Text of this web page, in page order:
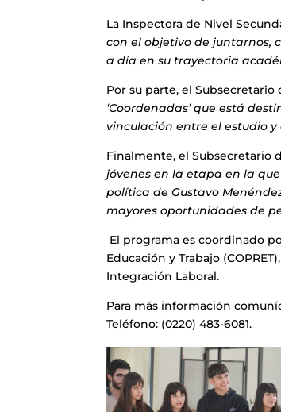
La Inspectora de Nivel
con el objetivo de juntarnos,
a día en su trayectoria
Por su parte, el Subsecretario
‘Coordenadas’ que está
vinculación entre el estudio
Finalmente, el Subsecretario
jóvenes en la etapa en la
política de Gustavo
mayores oportunidades de
El programa es coordinado
Educación y Trabajo
Integración Laboral.
Para más información
Teléfono: (0220) 483-6081.